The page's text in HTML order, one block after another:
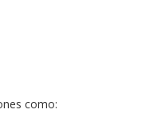
como: